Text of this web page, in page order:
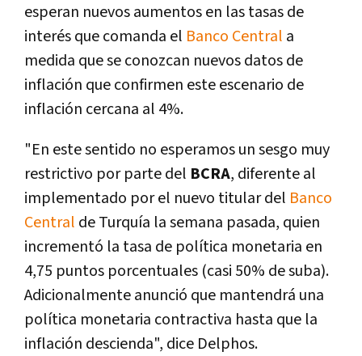
esperan nuevos aumentos en las tasas de
interés que comanda el Banco Central a
medida que se conozcan nuevos datos de
inflación que confirmen este escenario de
inflación cercana al 4%.
"En este sentido no esperamos un sesgo muy
restrictivo por parte del BCRA, diferente al
implementado por el nuevo titular del Banco
Central de Turquía la semana pasada, quien
incrementó la tasa de política monetaria en
4,75 puntos porcentuales (casi 50% de suba).
Adicionalmente anunció que mantendrá una
política monetaria contractiva hasta que la
inflación descienda", dice Delphos.